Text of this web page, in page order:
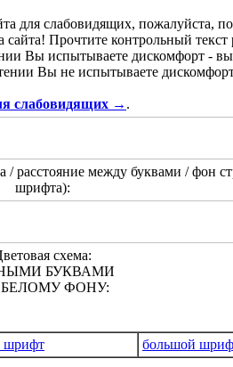
для слабовидящих, пожалуйста,
Прочтите контрольный
Вы испытываете дискомфорт -
Вы не испытываете
слабовидящих → .
расстояние между буквами / фон
шрифта):
схема:
БУКВАМИ
ФОНУ:
шрифт большой